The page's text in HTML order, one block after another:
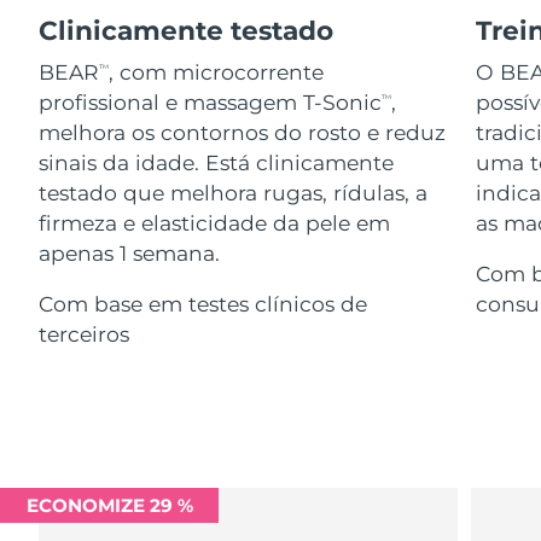
Clinicamente testado
BEARTM, com microcorrente
profissional e massagem T-SonicTM,
melhora os contornos do rosto e reduz
sinais da idade. Está clinicamente
testado que melhora rugas, rídulas, a
firmeza e elasticidade da pele em
apenas 1 semana.
Com base em testes clínicos de
terceiros
O
uma
as
Com
ECONOMIZE 29 %
Advanced pore care essentials
Serum
For healthy hair
issa™ Teeth Whitening Gel
18% PAP
Cosméticos Homens
Comprar todos
FOREO APP
Itália Entrega prevista 8/8/26
Japão Entrega prevista 8/11/26
Jersey Entrega prevista 8/13/26
8/10/26
Kuwait
Lituânia